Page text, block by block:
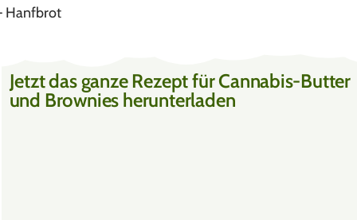
Hanfbrot
Jetzt das ganze Rezept für Cannabis-Butter
und Brownies herunterladen